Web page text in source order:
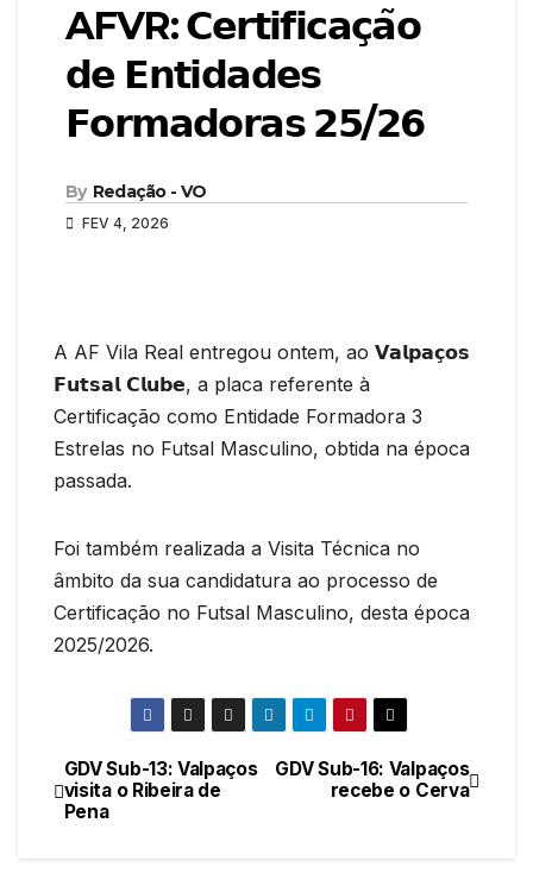
AFVR: 𝗖𝗲𝗿𝘁𝗶𝗳𝗶𝗰𝗮𝗰̧𝗮̃𝗼
𝗱𝗲 𝗘𝗻𝘁𝗶𝗱𝗮𝗱𝗲𝘀
𝗙𝗼𝗿𝗺𝗮𝗱𝗼𝗿𝗮𝘀 𝟮𝟱/𝟮𝟲
By Redação - VO
FEV 4, 2026
A AF Vila Real entregou ontem, ao 𝗩𝗮𝗹𝗽𝗮𝗰̧𝗼𝘀
𝗙𝘂𝘁𝘀𝗮𝗹 𝗖𝗹𝘂𝗯𝗲, a placa referente à
Certificação como Entidade Formadora 3
Estrelas no Futsal Masculino, obtida na época
passada.
Foi também realizada a Visita Técnica no
âmbito da sua candidatura ao processo de
Certificação no Futsal Masculino, desta época
2025/2026.
Navegação
de
GDV Sub-16: Valpaços
recebe o Cerva
GDV Sub-13: Valpaços
visita o Ribeira de
Pena